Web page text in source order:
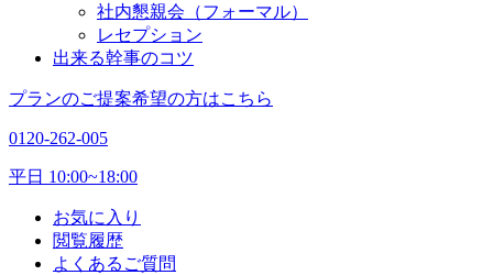
社内懇親会（フォーマル）
レセプション
出来る幹事のコツ
プランのご提案希望の方はこちら
0120-262-005
平日 10:00~18:00
お気に入り
閲覧履歴
よくあるご質問